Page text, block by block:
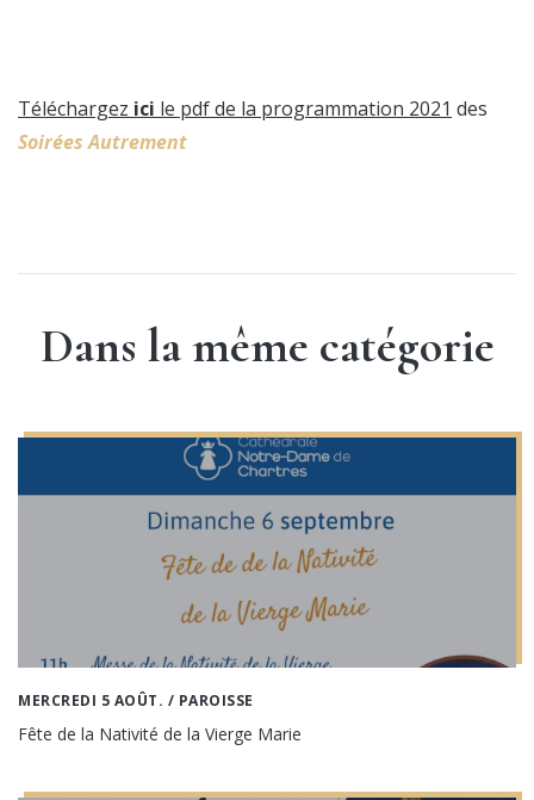
Téléchargez ici le pdf de la programmation 2021 des
Soirées Autrement
Dans la même catégorie
MERCREDI 5 AOÛT. / PAROISSE
Fête de la Nativité de la Vierge Marie